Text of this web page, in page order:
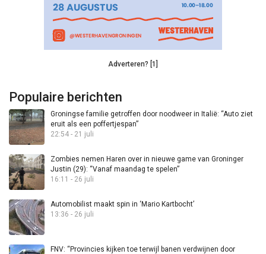
Adverteren? [1]
Populaire berichten
Groningse familie getroffen door noodweer in Italië: “Auto ziet
eruit als een poffertjespan”
22:54 - 21 juli
Zombies nemen Haren over in nieuwe game van Groninger
Justin (29): “Vanaf maandag te spelen”
16:11 - 26 juli
Automobilist maakt spin in ‘Mario Kartbocht’
13:36 - 26 juli
FNV: “Provincies kijken toe terwijl banen verdwijnen door